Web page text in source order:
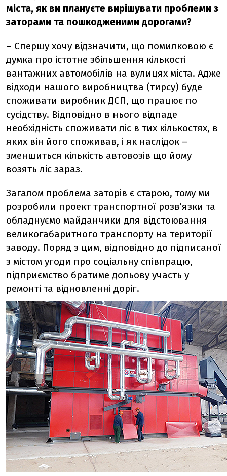
міста, як ви плануєте вирішувати проблеми з
заторами та пошкодженими дорогами?
– Спершу хочу відзначити, що помилковою є
думка про істотне збільшення кількості
вантажних автомобілів на вулицях міста. Адже
відходи нашого виробництва (тирсу) буде
споживати виробник ДСП, що працює по
сусідству. Відповідно в нього відпаде
необхідність споживати ліс в тих кількостях, в
яких він його споживав, і як наслідок –
зменшиться кількість автовозів що йому
возять ліс зараз.
Загалом проблема заторів є старою, тому ми
розробили проект транспортної розв’язки та
обладнуємо майданчики для відстоювання
великогабаритного транспорту на території
заводу. Поряд з цим, відповідно до підписаної
з містом угоди про соціальну співпрацю,
підприємство братиме дольову участь у
ремонті та відновленні доріг.